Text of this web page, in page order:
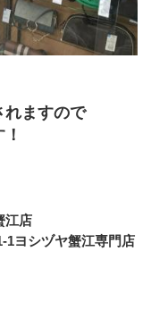
れますので
江店